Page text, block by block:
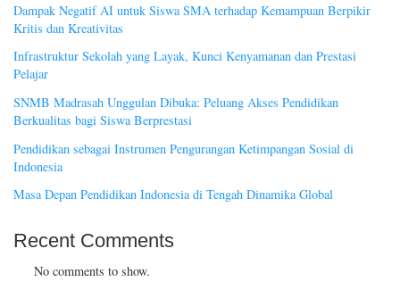
Dampak Negatif AI untuk Siswa SMA terhadap Kemampuan Berpikir
Kritis dan Kreativitas
Infrastruktur Sekolah yang Layak, Kunci Kenyamanan dan Prestasi
Pelajar
SNMB Madrasah Unggulan Dibuka: Peluang Akses Pendidikan
Berkualitas bagi Siswa Berprestasi
Pendidikan sebagai Instrumen Pengurangan Ketimpangan Sosial di
Indonesia
Masa Depan Pendidikan Indonesia di Tengah Dinamika Global
Recent Comments
No comments to show.